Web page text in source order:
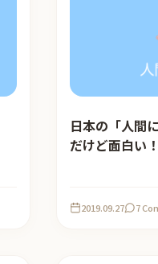
日本の「人間
だけど面白い
2019.09.27 7